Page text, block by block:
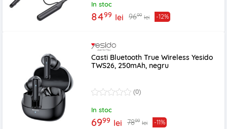
In stoc
8499 lei 9699 lei -12%
Casti Bluetooth True Wireless Yesido
TWS26, 250mAh, negru
(0)
In stoc
6999 lei 7899 lei -11%